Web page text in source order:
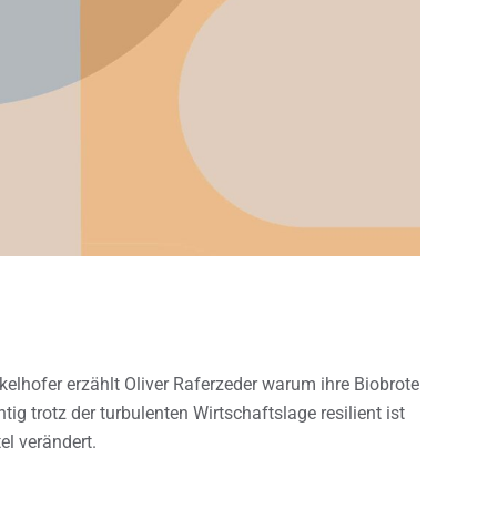
erzählt Oliver Raferzeder warum ihre Biobrote
trotz der turbulenten Wirtschaftslage resilient ist
verändert.